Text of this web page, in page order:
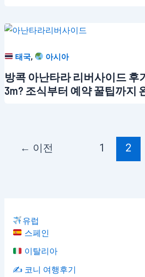
태국, 아시아
방콕 아난타라 리버사이드 후
3m? 조식부터 예약 꿀팁까지
← 이전 1 2
유럽
스페인
이탈리아
✍️ 코니 여행후기